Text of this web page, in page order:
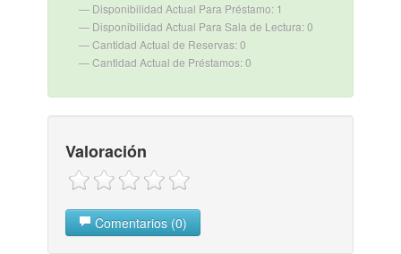
Disponibilidad Actual Para Préstamo: 1
Disponibilidad Actual Para Sala de Lectura: 0
Cantidad Actual de Reservas: 0
Cantidad Actual de Préstamos: 0
Valoración
Comentarios (0)